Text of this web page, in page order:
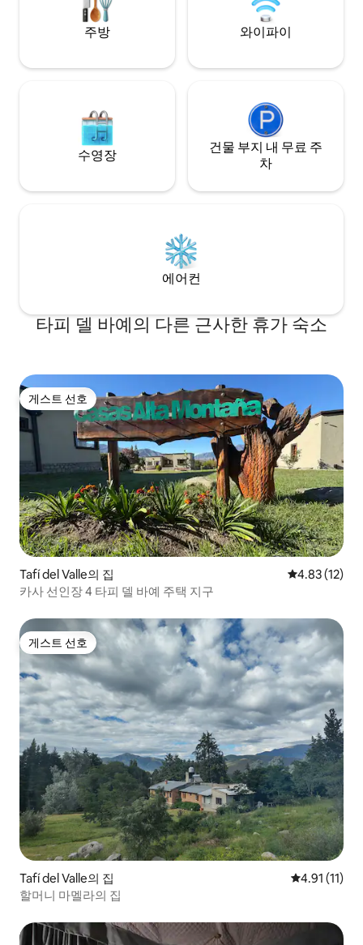
주방 와이파이
수영장
건물 부지 내 무료 주
차
에어컨
타피 델 바예의 다른 근사한 휴가 숙소
게스트 선호
게스트 선호
Tafí del Valle의 집 평점 4.83점
4.83 (12)
카사 선인장 4 타피 델 바예 주택 지구
게스트 선호
게스트 선호
Tafí del Valle의 집 평점 4.91점
4.91 (11)
할머니 마멜라의 집